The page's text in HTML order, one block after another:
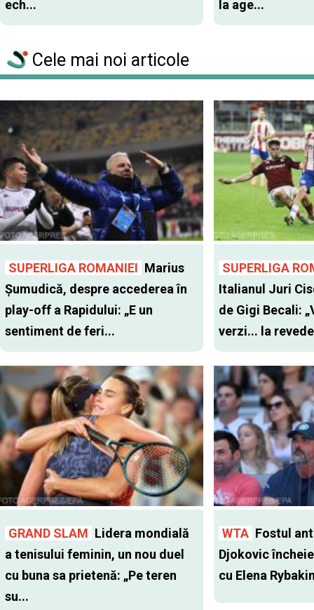
ech...
la age...
Cele mai noi articole
SUPERLIGA ROMANIEI Marius
Șumudică, despre accederea în
play-off a Rapidului: „E un
sentiment de feri...
SUPERLIGA
Italianul Juri
de Gigi Becali:
verzi... la
GRAND SLAM Lidera mondială
a tenisului feminin, un nou duel
cu buna sa prietenă: „Pe teren
su...
WTA Fostul
Djokovic
cu Elena